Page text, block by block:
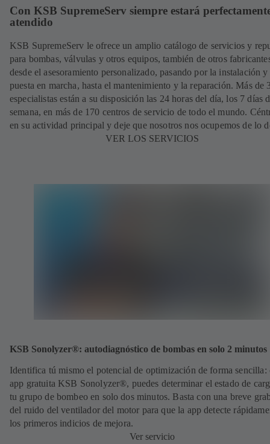
Con KSB SupremeServ siempre estará
atendido
KSB SupremeServ le ofrece un amplio catálogo de servicios y
para bombas, válvulas y otros equipos, también de otros
desde el asesoramiento personalizado, pasando por la instalación y
puesta en marcha, hasta el mantenimiento y la reparación. Más de
especialistas están a su disposición las 24 horas del día, los 7 días
semana, en más de 170 centros de servicio de todo el mundo.
en su actividad principal y deje que nosotros nos ocupemos de lo
VER LOS SERVICIOS
KSB Sonolyzer®: autodiagnóstico de bombas en solo 2 minutos
Identifica tú mismo el potencial de optimización de forma sencilla:
app gratuita KSB Sonolyzer®, puedes determinar el estado de
tu grupo de bombeo en solo dos minutos. Basta con una breve
del ruido del ventilador del motor para que la app detecte
los primeros indicios de mejora.
Ver servicio